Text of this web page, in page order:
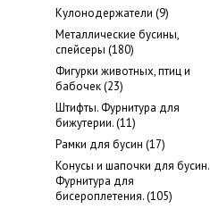
Кулонодержатели (9)
Металлические бусины,
cпейсеры (180)
Фигурки животных, птиц и
бабочек (23)
Штифты. Фурнитура для
бижутерии. (11)
Рамки для бусин (17)
Конусы и шапочки для бусин.
Фурнитура для
бисероплетения. (105)